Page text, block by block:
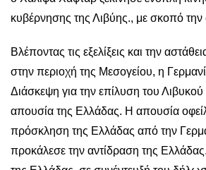
κυβέρνησης της Λιβύης., με σκοπό την
Βλέποντας τις εξελίξεις και την
στην περιοχή της Μεσογείου, η
Διάσκεψη για την επίλυση του
απουσία της Ελλάδας. Η απουσία
πρόσκληση της Ελλάδας από την
προκάλεσε την αντίδραση της